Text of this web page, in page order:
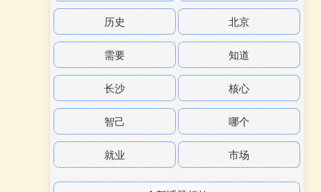
历史 北京
需要 知道
长沙 核心
智己 哪个
就业 市场